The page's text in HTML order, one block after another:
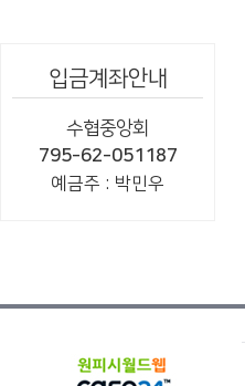
입금계좌안내
수협중앙회
795-62-051187
예금주 : 박민우